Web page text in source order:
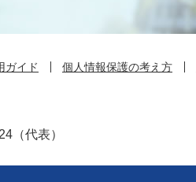
ガイド 個人情報保護の考え方
（代表）